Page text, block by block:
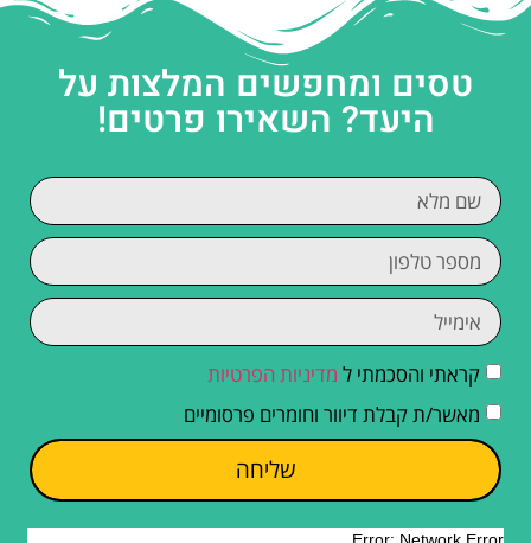
טסים ומחפשים המלצות על
היעד? השאירו פרטים!
קראתי והסכמתי ל מדיניות הפרטיות
מאשר/ת קבלת דיוור וחומרים פרסומיים
שליחה